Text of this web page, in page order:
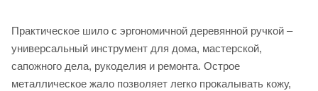
Практическое шило с эргономичной деревянной ручкой –
универсальный инструмент для дома, мастерской,
сапожного дела, рукоделия и ремонта. Острое
металлическое жало позволяет легко прокалывать кожу,